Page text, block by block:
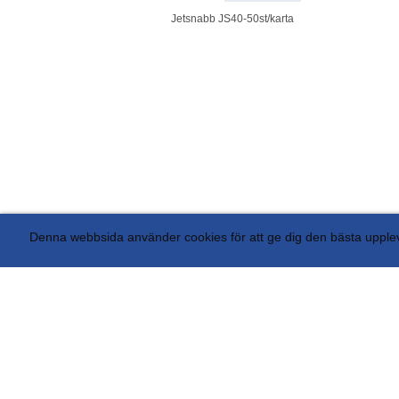
Denna webbsida använder cookies för att ge dig den bästa
Jetsnabb JS40-50st/karta